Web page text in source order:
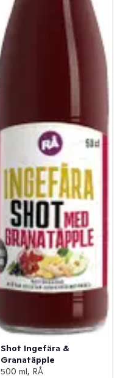
Shot Ingefära &
Granatäpple
500 ml, RÅ